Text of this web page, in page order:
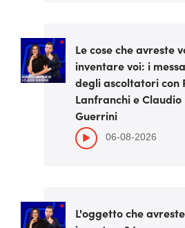
Le cose che avreste
inventare voi: i
degli ascoltatori con
Lanfranchi e Claudio
Guerrini
06-08-2026
L'oggetto che